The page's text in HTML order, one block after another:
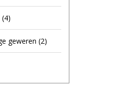
(4)
geweren (2)